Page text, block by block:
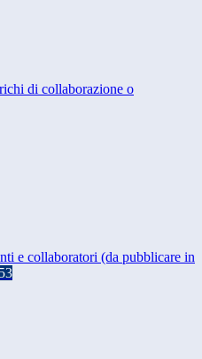
di collaborazione o
e collaboratori (da pubblicare in
53